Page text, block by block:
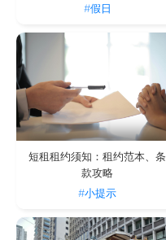
#假日
短租租约须知：租约范本、条
款攻略
#小提示